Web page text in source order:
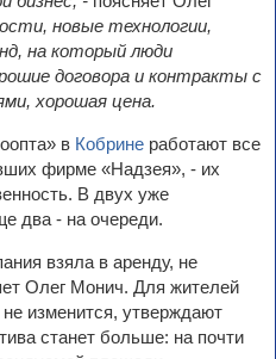
новые технологии,
на который люди
договора и контракты с
хорошая цена.
в Кобрине работают все
фирме «Надзея», - их
В двух уже
два - на очереди.
взяла в аренду, не
Олег Монич. Для жителей
изменится, утверждают
станет больше: на почти